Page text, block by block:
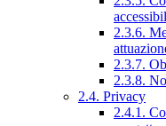
2.3.6.
2.3.7.
2.3.8.
2.4. Privacy
2.4.1.